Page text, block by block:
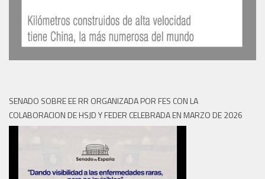
SENADO SOBRE EE RR ORGANIZADA POR FES CON LA
COLABORACION DE HSJD Y FEDER CELEBRADA EN MARZO DE 2026